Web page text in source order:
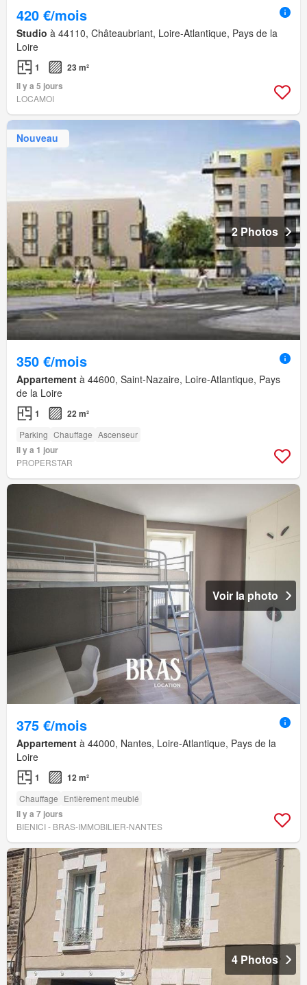
420 €/mois
Studio à 44110, Châteaubriant, Loire-Atlantique, Pays de la
Loire
1
23 m²
Il y a 5 jours
LOCAMOI
Nouveau
2 Photos
350 €/mois
Appartement à 44600, Saint-Nazaire, Loire-Atlantique, Pays
de la Loire
1 22 m²
Parking Chauffage Ascenseur
Il y a 1 jour
PROPERSTAR
Voir la photo
375 €/mois
Appartement à 44000, Nantes, Loire-Atlantique, Pays de la
Loire
1 12 m²
Chauffage Entièrement meublé
Il y a 7 jours
BIENICI - BRAS-IMMOBILIER-NANTES
4 Photos